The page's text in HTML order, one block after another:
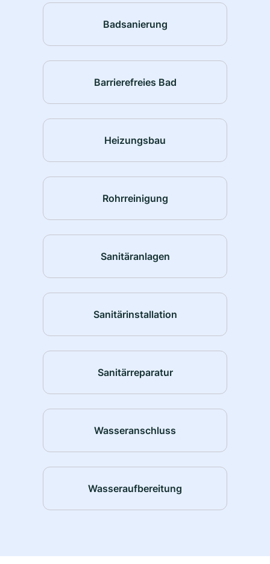
Badsanierung
Barrierefreies Bad
Heizungsbau
Rohrreinigung
Sanitäranlagen
Sanitärinstallation
Sanitärreparatur
Wasseranschluss
Wasseraufbereitung